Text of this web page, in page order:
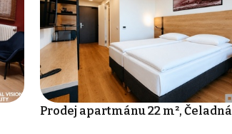
Prodej apartmánu 22 m², Čeladná